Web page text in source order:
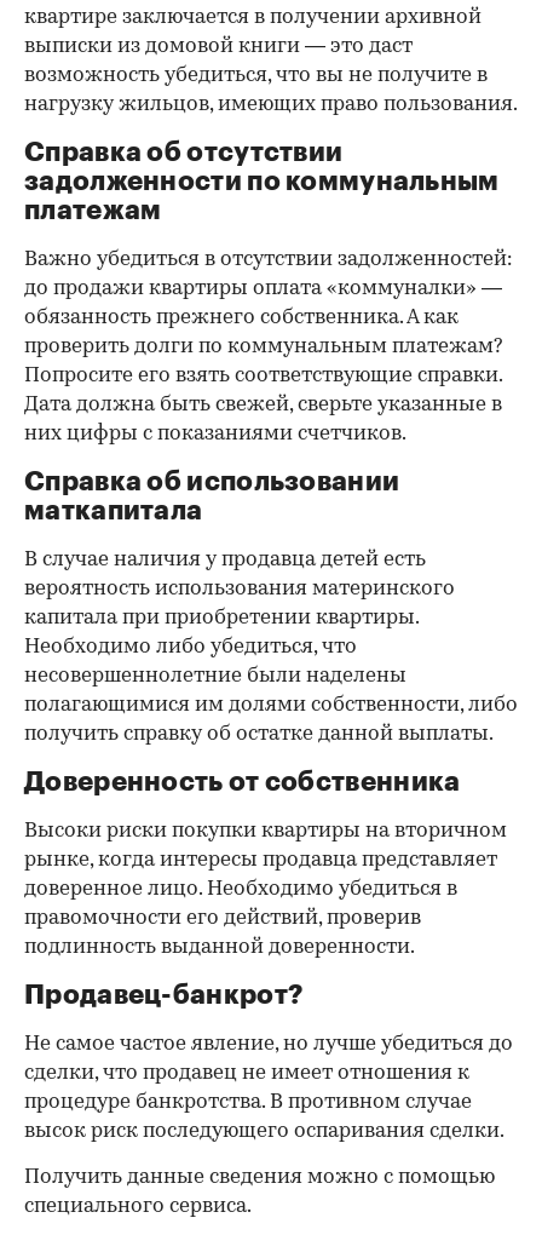
квартире заключается в получении архивной
выписки из домовой книги — это даст
возможность убедиться, что вы не получите в
нагрузку жильцов, имеющих право пользования.
Справка об отсутствии
задолженности по коммунальным
платежам
Важно убедиться в отсутствии задолженностей:
до продажи квартиры оплата «коммуналки» —
обязанность прежнего собственника. А как
проверить долги по коммунальным платежам?
Попросите его взять соответствующие справки.
Дата должна быть свежей, сверьте указанные в
них цифры с показаниями счетчиков.
Справка об использовании
маткапитала
В случае наличия у продавца детей есть
вероятность использования материнского
капитала при приобретении квартиры.
Необходимо либо убедиться, что
несовершеннолетние были наделены
полагающимися им долями собственности, либо
получить справку об остатке данной выплаты.
Доверенность от собственника
Высоки риски покупки квартиры на вторичном
рынке, когда интересы продавца представляет
доверенное лицо. Необходимо убедиться в
правомочности его действий, проверив
подлинность выданной доверенности.
Продавец-банкрот?
Не самое частое явление, но лучше убедиться до
сделки, что продавец не имеет отношения к
процедуре банкротства. В противном случае
высок риск последующего оспаривания сделки.
Получить данные сведения можно с помощью
специального сервиса.